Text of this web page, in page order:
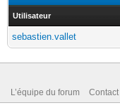
Utilisateur
sebastien.vallet
L’équipe du forum Contact